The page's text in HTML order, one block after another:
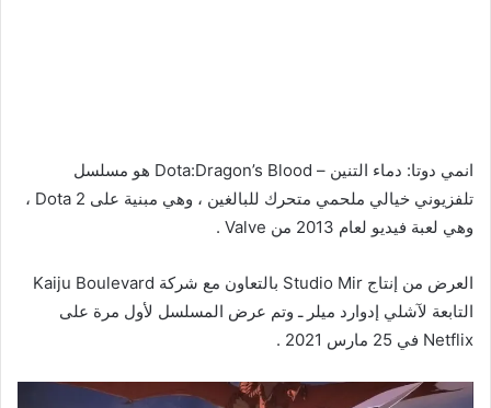
انمي دوتا: دماء التنين – Dota:Dragon’s Blood هو مسلسل
تلفزيوني خيالي ملحمي متحرك للبالغين ، وهي مبنية على Dota 2 ،
وهي لعبة فيديو لعام 2013 من Valve .
العرض من إنتاج Studio Mir بالتعاون مع شركة Kaiju Boulevard
التابعة لآشلي إدوارد ميلر ـ وتم عرض المسلسل لأول مرة على
Netflix في 25 مارس 2021 .